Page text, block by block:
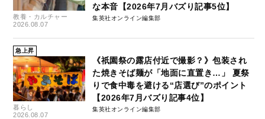
教養・カルチャー
2026.08.07
な本音【2026年7月バズり記事5位】
集英社オンライン編集部
急上昇
暮らし
2026.08.07
《祇園祭の露店付近で撮影？》包装され
た焼きそば麺が「地面に直置き…」 夏祭
りで食中毒を避ける“店選び”のポイント
【2026年7月バズり記事4位】
集英社オンライン編集部